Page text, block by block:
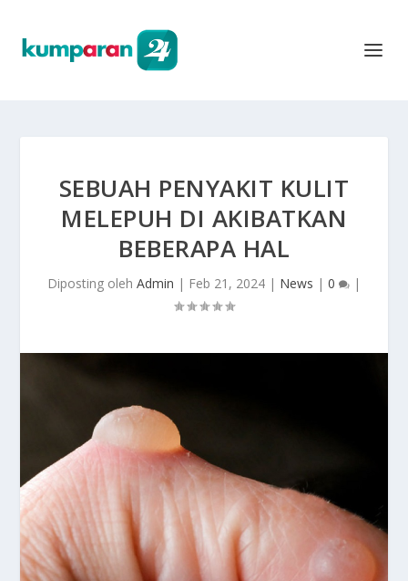
SEBUAH PENYAKIT KULIT
MELEPUH DI AKIBATKAN
BEBERAPA HAL
Diposting oleh Admin | Feb 21, 2024 | News | 0 |